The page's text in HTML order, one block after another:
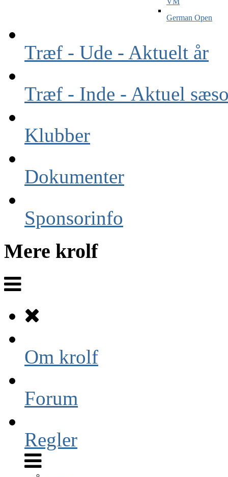
German Open
Træf - Ude - Aktuelt år
Træf - Inde - Aktuel
Klubber
Dokumenter
Sponsorinfo
Mere krolf
Om krolf
Forum
Regler